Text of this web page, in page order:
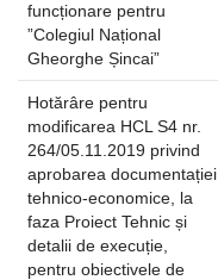
funcționare pentru
”Colegiul Național
Gheorghe Șincai”
Hotărâre pentru
modificarea HCL S4 nr.
264/05.11.2019 privind
aprobarea documentației
tehnico-economice, la
faza Proiect Tehnic și
detalii de execuție,
pentru obiectivele de